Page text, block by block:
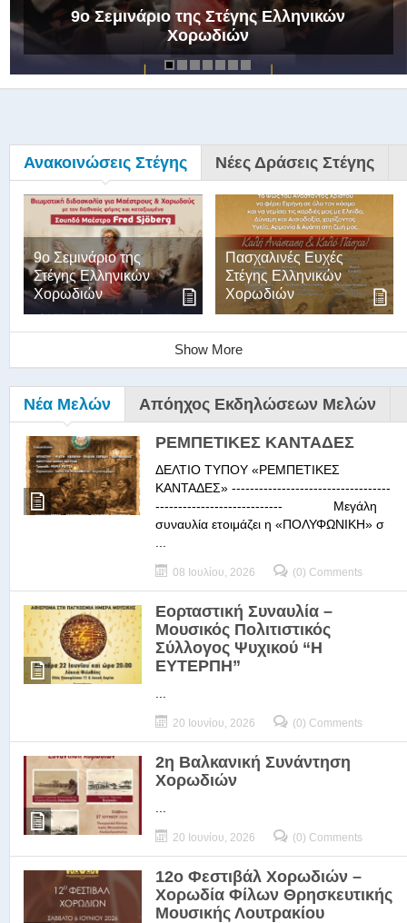
9ο Σεμινάριο της Στέγης Ελληνικών
Χορωδιών
Ανακοινώσεις Στέγης Νέες Δράσεις Στέγης
9ο Σεμινάριο της
Στέγης Ελληνικών
Χορωδιών
Πασχαλινές Ευχές
Στέγης Ελληνικών
Χορωδιών
Show More
Νέα Μελών Απόηχος Εκδηλώσεων Μελών
ΡΕΜΠΕΤΙΚΕΣ ΚΑΝΤΑΔΕΣ
ΔΕΛΤΙΟ ΤΥΠΟΥ «ΡΕΜΠΕΤΙΚΕΣ
ΚΑΝΤΑΔΕΣ» -----------------------------------
---------------------------- Μεγάλη
συναυλία ετοιμάζει η «ΠΟΛΥΦΩΝΙΚΗ» σ
08 Ιουλίου, 2026 (0) Comments
Εορταστική Συναυλία –
Μουσικός Πολιτιστικός
Σύλλογος Ψυχικού “Η
ΕΥΤΕΡΠΗ”
20 Ιουνίου, 2026 (0) Comments
2η Βαλκανική Συνάντηση
Χορωδιών
20 Ιουνίου, 2026 (0) Comments
12ο Φεστιβάλ Χορωδιών –
Χορωδία Φίλων Θρησκευτικής
Μουσικής Λουτρακίου